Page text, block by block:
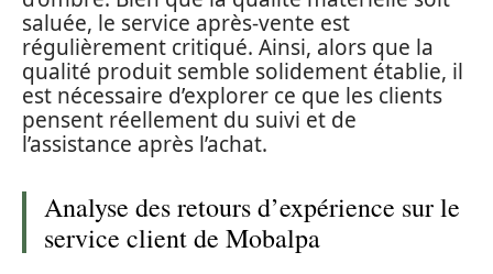
saluée, le service après-vente est
régulièrement critiqué. Ainsi, alors que la
qualité produit semble solidement établie, il
est nécessaire d’explorer ce que les clients
pensent réellement du suivi et de
l’assistance après l’achat.
Analyse des retours d’expérience sur le
service client de Mobalpa